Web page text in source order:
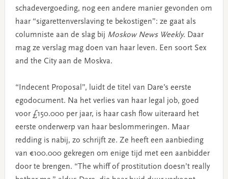
schadevergoeding, nog een andere manier gevonden om
haar “sigarettenverslaving te bekostigen”: ze gaat als
columniste aan de slag bij Moskow News Weekly. Daar
mag ze verslag mag doen van haar leven. Een soort Sex
and the City aan de Moskva.
“Indecent Proposal”, luidt de titel van Dare’s eerste
egodocument. Na het verlies van haar legal job, goed
voor £150.000 per jaar, is haar cash flow uiteraard het
eerste onderwerp van haar beslommeringen. Maar
redding is nabij, zo schrijft ze. Ze heeft een aanbieding
van €100.000 gekregen om enige tijd met een aanbidder
door te brengen. “The whiff of prostitution doesn’t really